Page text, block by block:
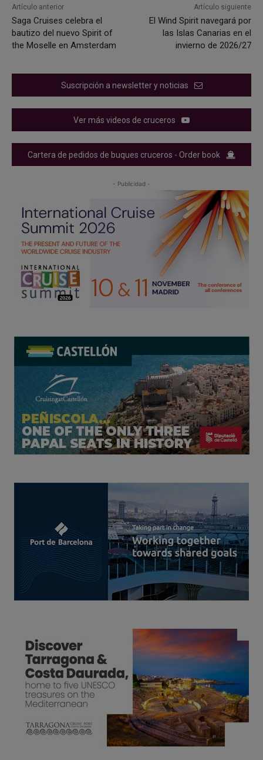
Artículo anterior
Saga Cruises celebra el
bautizo del nuevo Spirit of
the Moselle en Amsterdam
Artículo siguiente
El Wind Spirit navegará por
las Islas Canarias en el
invierno de 2026/27
Suscripción a newsletter y noticias
Ver más videos de cruceros
Cartera de pedidos de buques cruceros - Order book
- Publicidad -